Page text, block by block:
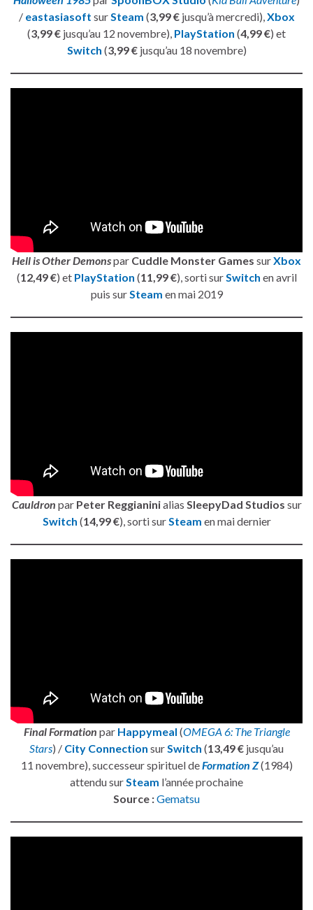
/ eastasiasoft surSteam (3,99 €jusqu’à mercredi),Xbox
(3,99 € jusqu’au 12 novembre), PlayStation (4,99 €) et
Switch (3,99 €jusqu’au 18 novembre)
Hell is Other Demonspar Cuddle Monster Games surXbox
(12,49 €) et PlayStation (11,99 €), sorti surSwitch en avril
puis surSteam en mai 2019
Cauldron par Peter Reggianinialias SleepyDad Studios sur
Switch (14,99 €), sorti surSteam en mai dernier
Final Formation par Happymeal (OMEGA 6: The Triangle
Stars) / City Connection surSwitch (13,49 € jusqu’au
11 novembre), successeur spirituel deFormation Z(1984)
attendu surSteam l’année prochaine
Source :Gematsu